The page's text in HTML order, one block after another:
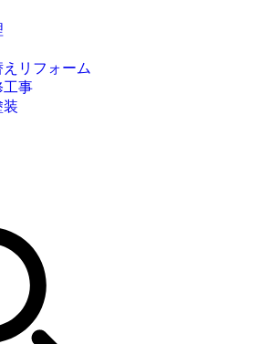
リフォーム
工事
装